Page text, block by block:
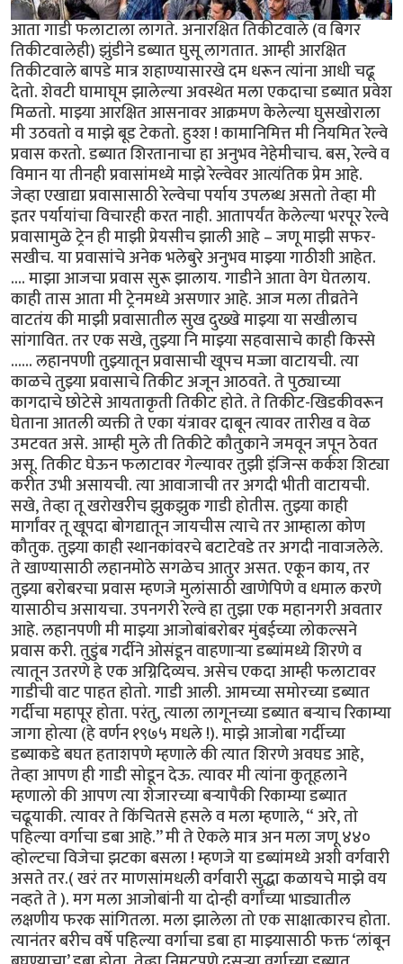
आता गाडी फलाटाला लागते. अनारक्षित तिकीटवाले (व बिगर
तिकीटवालेही) झुंडीने डब्यात घुसू लागतात. आम्ही आरक्षित
तिकीटवाले बापडे मात्र शहाण्यासारखे दम धरून त्यांना आधी चढू
देतो. शेवटी घामाघूम झालेल्या अवस्थेत मला एकदाचा डब्यात प्रवेश
मिळतो. माझ्या आरक्षित आसनावर आक्रमण केलेल्या घुसखोराला
मी उठवतो व माझे बूड टेकतो. हुश्श ! कामानिमित्त मी नियमित रेल्वे
प्रवास करतो. डब्यात शिरतानाचा हा अनुभव नेहेमीचाच. बस, रेल्वे व
विमान या तीनही प्रवासांमध्ये माझे रेल्वेवर आत्यंतिक प्रेम आहे.
जेव्हा एखाद्या प्रवासासाठी रेल्वेचा पर्याय उपलब्ध असतो तेव्हा मी
इतर पर्यायांचा विचारही करत नाही. आतापर्यंत केलेल्या भरपूर रेल्वे
प्रवासामुळे ट्रेन ही माझी प्रेयसीच झाली आहे – जणू माझी सफर-
सखीच. या प्रवासांचे अनेक भलेबुरे अनुभव माझ्या गाठीशी आहेत.
.... माझा आजचा प्रवास सुरू झालाय. गाडीने आता वेग घेतलाय.
काही तास आता मी ट्रेनमध्ये असणार आहे. आज मला तीव्रतेने
वाटतंय की माझी प्रवासातील सुख दुख्खे माझ्या या सखीलाच
सांगावित. तर एक सखे, तुझ्या नि माझ्या सहवासाचे काही किस्से
...... लहानपणी तुझ्यातून प्रवासाची खूपच मज्जा वाटायची. त्या
काळचे तुझ्या प्रवासाचे तिकीट अजून आठवते. ते पुठ्याच्या
कागदाचे छोटेसे आयताकृती तिकीट होते. ते तिकीट-खिडकीवरून
घेताना आतली व्यक्ती ते एका यंत्रावर दाबून त्यावर तारीख व वेळ
उमटवत असे. आम्ही मुले ती तिकीटे कौतुकाने जमवून जपून ठेवत
असू. तिकीट घेऊन फलाटावर गेल्यावर तुझी इंजिन्स कर्कश शिट्या
करीत उभी असायची. त्या आवाजाची तर अगदी भीती वाटायची.
सखे, तेव्हा तू खरोखरीच झुकझुक गाडी होतीस. तुझ्या काही
मार्गांवर तू खूपदा बोगद्यातून जायचीस त्याचे तर आम्हाला कोण
कौतुक. तुझ्या काही स्थानकांवरचे बटाटेवडे तर अगदी नावाजलेले.
ते खाण्यासाठी लहानमोठे सगळेच आतुर असत. एकून काय, तर
तुझ्या बरोबरचा प्रवास म्हणजे मुलांसाठी खाणेपिणे व धमाल करणे
यासाठीच असायचा. उपनगरी रेल्वे हा तुझा एक महानगरी अवतार
आहे. लहानपणी मी माझ्या आजोबांबरोबर मुंबईच्या लोकल्सने
प्रवास करी. तुडुंब गर्दीने ओसंडून वाहणाऱ्या डब्यांमध्ये शिरणे व
त्यातून उतरणे हे एक अग्निदिव्यच. असेच एकदा आम्ही फलाटावर
गाडीची वाट पाहत होतो. गाडी आली. आमच्या समोरच्या डब्यात
गर्दीचा महापूर होता. परंतु, त्याला लागूनच्या डब्यात बऱ्याच रिकाम्या
जागा होत्या (हे वर्णन १९७५ मधले !). माझे आजोबा गर्दीच्या
डब्याकडे बघत हताशपणे म्हणाले की त्यात शिरणे अवघड आहे,
तेव्हा आपण ही गाडी सोडून देऊ. त्यावर मी त्यांना कुतूहलाने
म्हणालो की आपण त्या शेजारच्या बऱ्यापैकी रिकाम्या डब्यात
चढूयाकी. त्यावर ते किंचितसे हसले व मला म्हणाले, “ अरे, तो
पहिल्या वर्गाचा डबा आहे.’’ मी ते ऐकले मात्र अन मला जणू ४४०
व्होल्टचा विजेचा झटका बसला ! म्हणजे या डब्यांमध्ये अशी वर्गवारी
असते तर.( खरं तर माणसांमधली वर्गवारी सुद्धा कळायचे माझे वय
नव्हते ते ). मग मला आजोबांनी या दोन्ही वर्गांच्या भाड्यातील
लक्षणीय फरक सांगितला. मला झालेला तो एक साक्षात्कारच होता.
त्यानंतर बरीच वर्षे पहिल्या वर्गाचा डबा हा माझ्यासाठी फक्त ‘लांबून